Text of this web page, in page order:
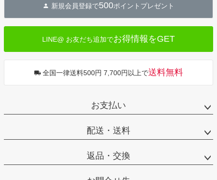
へ
新規会員登録で500ポイントプレゼント
LINE@ お友だち追加でお得情報をGET
全国一律送料500円 7,700円以上で送料無料
お支払い
配送・送料
返品・交換